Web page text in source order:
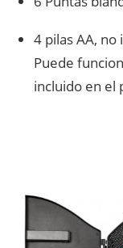
4 pilas AA, no
Puede
incluido en el